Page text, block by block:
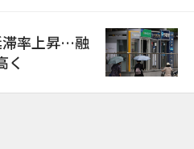
滞率上昇…融
く